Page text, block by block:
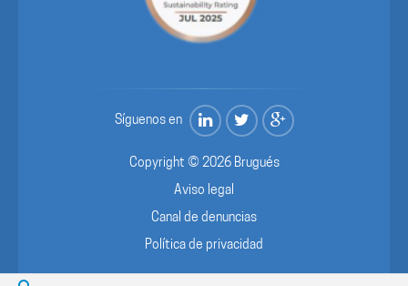
Síguenos en
Copyright © 2026 Brugués
Aviso legal
Canal de denuncias
Política de privacidad